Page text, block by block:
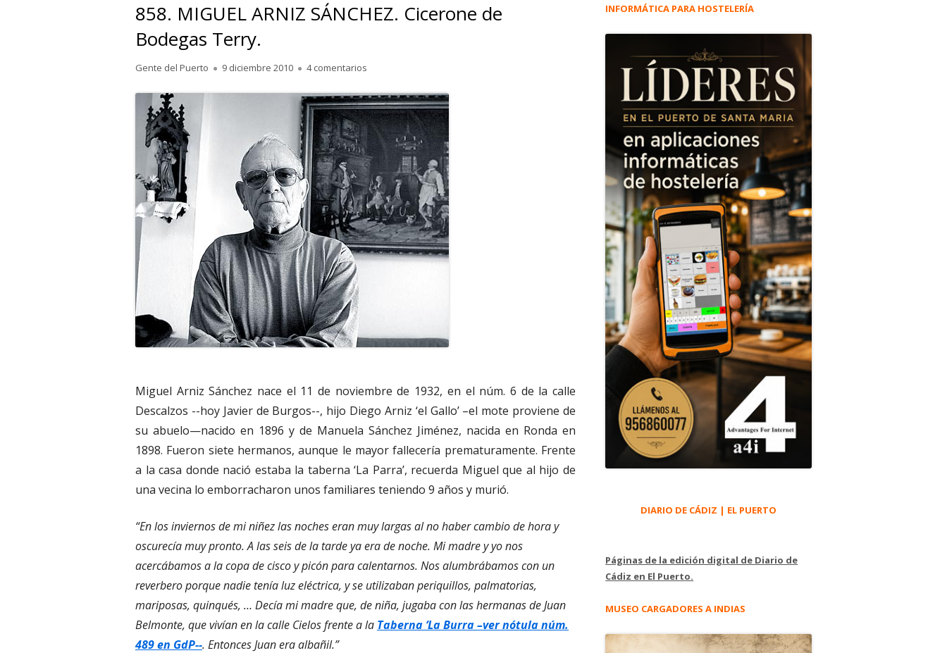
858. MIGUEL ARNIZ SÁNCHEZ. Cicerone de
Bodegas Terry.
Autor
Gente del Puerto
Publicado
9 diciembre 2010 4 comentarios en 858. MIGUEL ARNIZ SÁNCHEZ. Cicerone de Bodegas Terry.
Miguel Arniz Sánchez nace el 11 de noviembre de 1932, en el núm. 6 de la calle
Descalzos --hoy Javier de Burgos--, hijo Diego Arniz ‘el Gallo’ –el mote proviene de
su abuelo—nacido en 1896 y de Manuela Sánchez Jiménez, nacida en Ronda en
1898. Fueron siete hermanos, aunque le mayor fallecería prematuramente. Frente
a la casa donde nació estaba la taberna ‘La Parra’, recuerda Miguel que al hijo de
una vecina lo emborracharon unos familiares teniendo 9 años y murió.
“En los inviernos de mi niñez las noches eran muy largas al no haber cambio de hora y
oscurecía muy pronto. A las seis de la tarde ya era de noche. Mi madre y yo nos
acercábamos a la copa de cisco y picón para calentarnos. Nos alumbrábamos con un
reverbero porque nadie tenía luz eléctrica, y se utilizaban periquillos, palmatorias,
mariposas, quinqués, … Decía mi madre que, de niña, jugaba con las hermanas de Juan
Belmonte, que vivían en la calle Cielos frente a la Taberna ‘La Burra –ver nótula núm.
489 en GdP--. Entonces Juan era albañil.”
Barra
principal
INFORMÁTICA PARA HOSTELERÍA
DIARIO DE CÁDIZ | EL PUERTO
Páginas de la edición digital de Diario de
Cádiz en El Puerto.
MUSEO CARGADORES A INDIAS